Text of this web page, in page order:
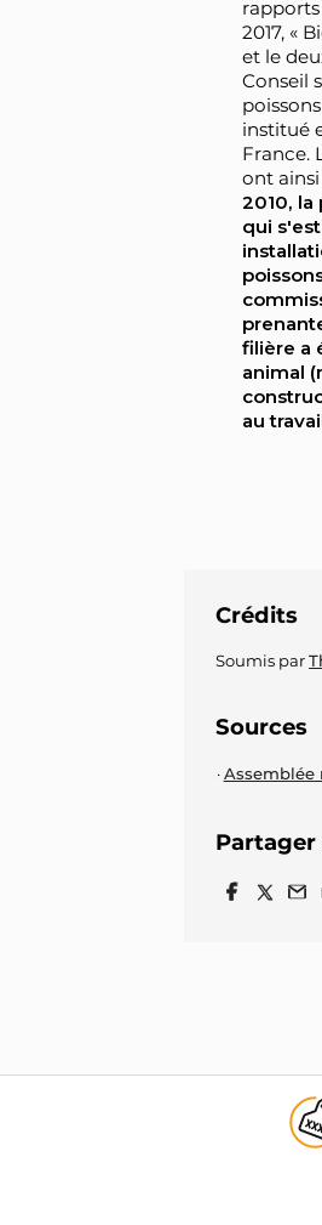
2017, «
et le
Conseil
institué
France.
ont
2010,
qui
filière a
animal
au
Crédits
Soumis par
Sources
Assemblée